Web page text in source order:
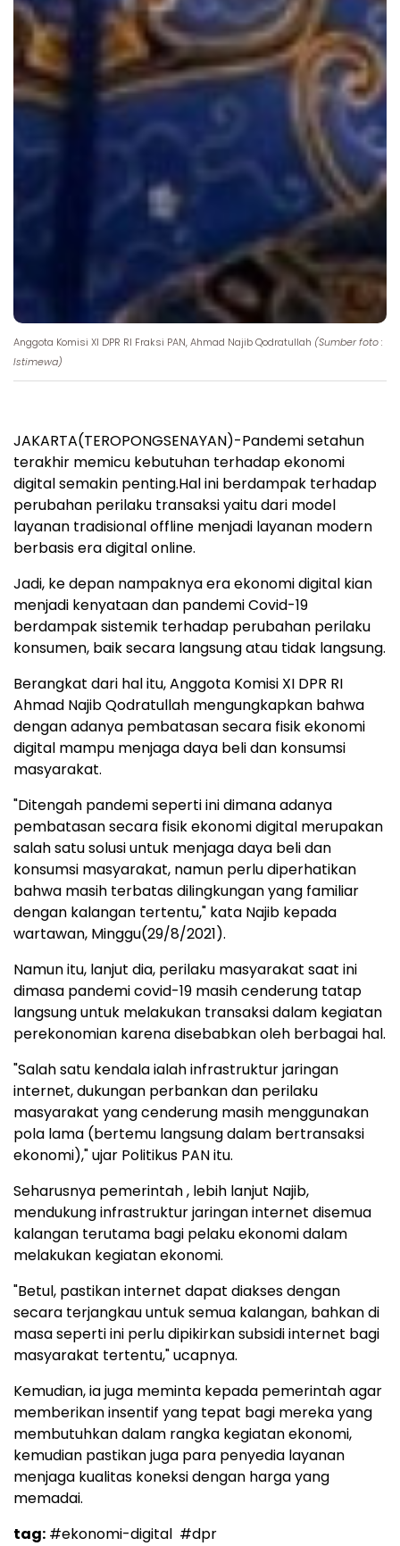
Anggota Komisi XI DPR RI Fraksi PAN, Ahmad Najib Qodratullah (Sumber foto :
Istimewa)
JAKARTA(TEROPONGSENAYAN)-Pandemi setahun
terakhir memicu kebutuhan terhadap ekonomi
digital semakin penting.Hal ini berdampak terhadap
perubahan perilaku transaksi yaitu dari model
layanan tradisional offline menjadi layanan modern
berbasis era digital online.
Jadi, ke depan nampaknya era ekonomi digital kian
menjadi kenyataan dan pandemi Covid-19
berdampak sistemik terhadap perubahan perilaku
konsumen, baik secara langsung atau tidak langsung.
Berangkat dari hal itu, Anggota Komisi XI DPR RI
Ahmad Najib Qodratullah mengungkapkan bahwa
dengan adanya pembatasan secara fisik ekonomi
digital mampu menjaga daya beli dan konsumsi
masyarakat.
"Ditengah pandemi seperti ini dimana adanya
pembatasan secara fisik ekonomi digital merupakan
salah satu solusi untuk menjaga daya beli dan
konsumsi masyarakat, namun perlu diperhatikan
bahwa masih terbatas dilingkungan yang familiar
dengan kalangan tertentu," kata Najib kepada
wartawan, Minggu(29/8/2021).
Namun itu, lanjut dia, perilaku masyarakat saat ini
dimasa pandemi covid-19 masih cenderung tatap
langsung untuk melakukan transaksi dalam kegiatan
perekonomian karena disebabkan oleh berbagai hal.
"Salah satu kendala ialah infrastruktur jaringan
internet, dukungan perbankan dan perilaku
masyarakat yang cenderung masih menggunakan
pola lama (bertemu langsung dalam bertransaksi
ekonomi)," ujar Politikus PAN itu.
Seharusnya pemerintah , lebih lanjut Najib,
mendukung infrastruktur jaringan internet disemua
kalangan terutama bagi pelaku ekonomi dalam
melakukan kegiatan ekonomi.
"Betul, pastikan internet dapat diakses dengan
secara terjangkau untuk semua kalangan, bahkan di
masa seperti ini perlu dipikirkan subsidi internet bagi
masyarakat tertentu," ucapnya.
Kemudian, ia juga meminta kepada pemerintah agar
memberikan insentif yang tepat bagi mereka yang
membutuhkan dalam rangka kegiatan ekonomi,
kemudian pastikan juga para penyedia layanan
menjaga kualitas koneksi dengan harga yang
memadai.
tag: #ekonomi-digital #dpr